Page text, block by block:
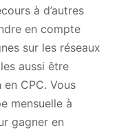
à d’autres
en compte
sur les réseaux
aussi être
CPC. Vous
mensuelle à
gagner en